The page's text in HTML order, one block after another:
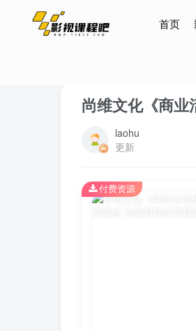
首页
尚维文化《商业
laohu
更新
付费资源